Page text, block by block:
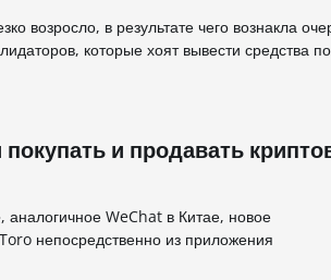
возросло, в результате чего вознакла
которые хоят вывести средства
и продавать
WeChat в Китае, новое
непосредственно из приложения